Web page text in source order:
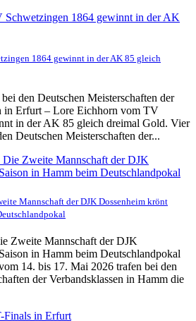
1864 gewinnt in der AK 85 gleich
den Deutschen Meisterschaften der
in Erfurt – Lore Eichhorn vom TV
in der AK 85 gleich dreimal Gold. Vier
Deutschen Meisterschaften der...
Mannschaft der DJK Dossenheim krönt
Zweite Mannschaft der DJK
in Hamm beim Deutschlandpokal
14. bis 17. Mai 2026 trafen bei den
der Verbandsklassen in Hamm die